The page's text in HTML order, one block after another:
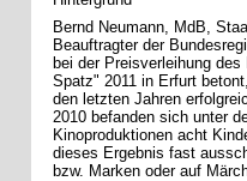
Bernd Neumann, MdB,
Beauftragter der
bei der Preisverleihung
Spatz" 2011 in Erfurt
den letzten Jahren
2010 befanden sich unter
Kinoproduktionen acht
dieses Ergebnis fast
bzw. Marken oder auf